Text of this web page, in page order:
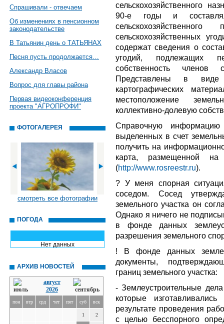
Спрашивали - отвечаем
Об изменениях в пенсионном
законодательстве
В Татьянин день о ТАТЬЯНАХ
Песня пусть продолжается…
Александр Власов
Вопрос для главы района
Первая видеоконференция
проекта "АГРОПРОФИ"
ФОТОГАЛЕРЕЯ
смотреть все фотографии
ПОГОДА
Нет данных
АРХИВ НОВОСТЕЙ
август
2026
пон втр срд чет пят суб вск
1 2
сельскохозяйственного
90-е годы и
сельскохозяйственных
содержат сведения о
угодий, подлежащих
собственность членов
Представлены в
картографических
местоположение
коллективно-долевую
Справочную
выделенных в счет
получить на
карта, размещенной на
(http://www.rosreestr.ru).
? У меня спорная
соседом. Сосед
земельного участка он
Однако я ничего не
в фонде данных
разрешения земельного
! В фонде данных
документы,
границ земельного участка:
- Землеустроительные
которые
результате проведения
с целью бесспорного